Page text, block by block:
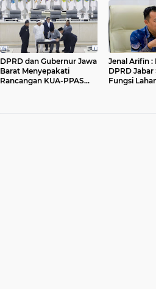
Sampah di
DPRD dan Gubernur Jawa
Barat Menyepakati
Rancangan KUA-PPAS
Jenal Arifin : Pansus XV
DPRD
Fungsi